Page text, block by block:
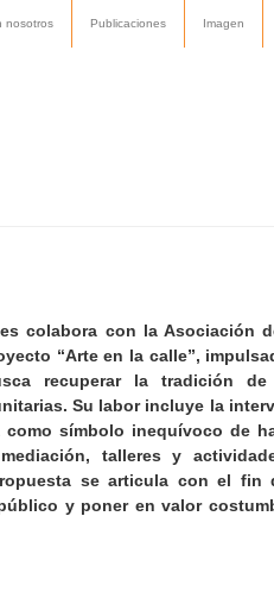
nosotros Publicaciones Imagen
colabora con la Asociación
“Arte en la calle”,
recuperar la tradición
Su labor incluye la
como símbolo inequívoco de
talleres y
se articula con el fin
y poner en valor